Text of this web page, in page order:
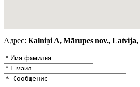
Адрес: Kalniņi A, Mārupes nov., Latvija,